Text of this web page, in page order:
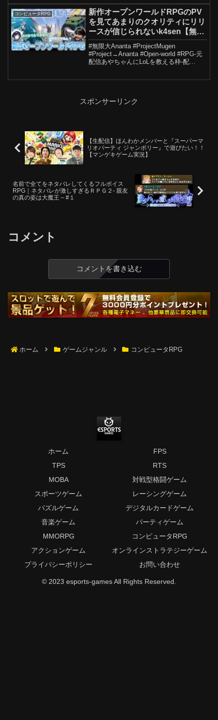
畜縛りポケモン実況を一気見！人気の面
白総集編なのだっ！【...
コンピュータRPG
新作オープンワールドRPGのPV
を見てあまりのクオリティにリリ
ースが信じられないk4sen【無限
大Ananta】
#無限大Ananta #ProjectMugen
#Project→Ananta #Open-world #RPG-元
配信あやちゃんにLoLを教える枠-配
スポンサーリンク
【生配信】ほんわかメンバーと『スーパーマ
リオパーティ ジャンボリー』で遊びたい！！
【マンゲキゲーム実況】
名前で全てをネタバレしてくるフルボイス
RPG｜ネタバレが激しすぎるＲＰＧ２- 親友
の真の姿は大魔王 – #１
コメント
コメントを書き込む
ホーム ゲームジャンル コンピュータRPG
ホーム
FPS
TPS
RTS
MOBA
対戦型格闘ゲーム
スポーツゲーム
レーシングゲーム
パズルゲーム
デジタルカードゲーム
音楽ゲーム
パーティゲーム
MMORPG
コンピュータRPG
アクションゲーム
オンラインストラテジーゲーム
プライバシーポリシー
お問い合わせ
© 2023 esports-games All Rights Reserved.